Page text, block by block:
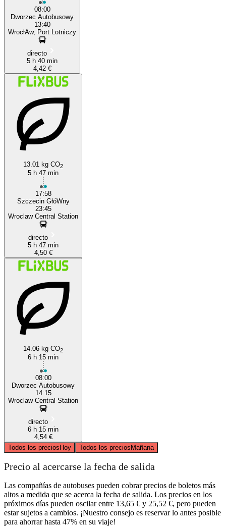
08:00
Dworzec Autobusowy
13:40
WrocłAw, Port Lotniczy
directo
5 h 40 min
4,42 €
13.01 kg CO2
5 h 47 min
17:58
Szczecin GłóWny
23:45
Wroclaw Central Station
directo
5 h 47 min
4,50 €
14.06 kg CO2
6 h 15 min
08:00
Dworzec Autobusowy
14:15
Wroclaw Central Station
directo
6 h 15 min
4,54 €
Todos los preciosHoy Todos los preciosMañana
Precio al acercarse la fecha de salida
Las compañías de autobuses pueden cobrar precios de boletos más
altos a medida que se acerca la fecha de salida. Los precios en los
próximos días pueden oscilar entre 13,65 € y 25,52 €, pero pueden
estar sujetos a cambios. ¡Nuestro consejo es reservar lo antes posible
para ahorrar hasta 47% en su viaje!